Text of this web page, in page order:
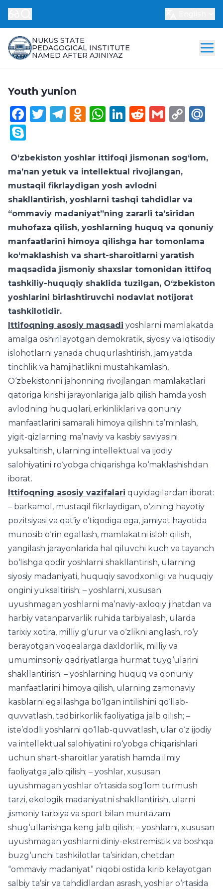
NUKUS STATE
PEDAGOGICAL INSTITUTE
NAMED AFTER AJINIYAZ
Youth yunion
Facebook
Twitter
Telegram
Odnoklassniki
WhatsApp
LinkedIn
Reddit
Gmail
O‘zbekiston yoshlar ittifoqi jismonan sog‘lom,
ma’nan yetuk va intellektual rivojlangan,
mustaqil fikrlaydigan yosh avlodni
shakllantirish, yoshlarni tashqi tahdidlar va
“ommaviy madaniyat”ning zararli ta’siridan
muhofaza qilish, yoshlarning huquq va qonuniy
manfaatlarini himoya qilishga har tomonlama
ko‘maklashish va shart-sharoitlarni yaratish
maqsadida jismoniy shaxslar tomonidan ittifoq
tashkiliy-huquqiy shaklida tuzilgan, O‘zbekiston
yoshlarini birlashtiruvchi nodavlat notijorat
tashkilotidir.
Ittifoqning asosiy maqsadi yoshlarni mamlakatda
amalga oshirilayotgan demokratik, siyosiy va iqtisodiy
islohotlarni yanada chuqurlashtirish, jamiyatda
tinchlik va hamjihatlikni mustahkamlash,
O‘zbekistonni jahonning rivojlangan mamlakatlari
qatoriga kirishi jarayonlariga jalb qilish hamda yosh
avlodning huquqlari, erkinliklari va qonuniy
manfaatlarini samarali himoya qilishni ta’minlash,
yigit-qizlarning ma’naviy va kasbiy saviyasini
yuksaltirish, ularning intellektual va ijodiy
salohiyatini ro‘yobga chiqarishga ko‘maklashishdan
iborat.
Ittifoqning asosiy vazifalari quyidagilardan iborat:
– barkamol, mustaqil fikrlaydigan, o‘zining hayotiy
pozitsiyasi va qat’iy e’tiqodiga ega, jamiyat hayotida
munosib o‘rin egallash, mamlakatni isloh qilish,
yangilash jarayonlarida hal qiluvchi kuch va tayanch
bo‘lishga qodir yoshlarni shakllantirish, ularning
siyosiy madaniyati, huquqiy savodxonligi va huquqiy
ongini yuksaltirish; – yoshlarni, xususan
uyushmagan yoshlarni ma’naviy-axloqiy jihatdan va
harbiy vatanparvarlik ruhida tarbiyalash, ularda
tarixiy xotira, milliy g‘urur va o‘zlikni anglash, ro‘y
berayotgan voqealarga daxldorlik, milliy va
umuminsoniy qadriyatlarga hurmat tuyg‘ularini
shakllantirish; – yoshlarning huquq va qonuniy
manfaatlarini himoya qilish, ularning zamonaviy
kasblarni egallashga bo‘lgan intilishini qo‘llab-
quvvatlash, tadbirkorlik faoliyatiga jalb qilish; –
iste’dodli yoshlarni qo‘llab-quvvatlash, ular o‘z ijodiy
va intellektual salohiyatini ro‘yobga chiqarishlari
uchun shart-sharoitlar yaratish hamda ilmiy
faoliyatga jalb qilish; – yoshlar, xususan
uyushmagan yoshlar o‘rtasida sog‘lom turmush
tarzi, ekologik madaniyatni shakllantirish, ularni
jismoniy tarbiya va sport bilan muntazam
shug‘ullanishga keng jalb qilish; – yoshlarni, xususan
uyushmagan yoshlarni diniy-ekstremistik va boshqa
buzg‘unchi tashkilotlar ta’siridan, chetdan
“ommaviy madaniyat” niqobi ostida kirib kelayotgan
salbiy ta’sir va tahdidlardan asrash, yoshlar o‘rtasida